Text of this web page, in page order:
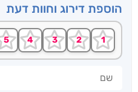
הוספת דירוג וחוות דעת